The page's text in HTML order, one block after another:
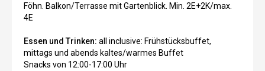
Föhn. Balkon/Terrasse mit Gartenblick. Min. 2E+2K/max.
4E
Essen und Trinken: all inclusive: Frühstücksbuffet,
mittags und abends kaltes/warmes Buffet
Snacks von 12:00-17:00 Uhr